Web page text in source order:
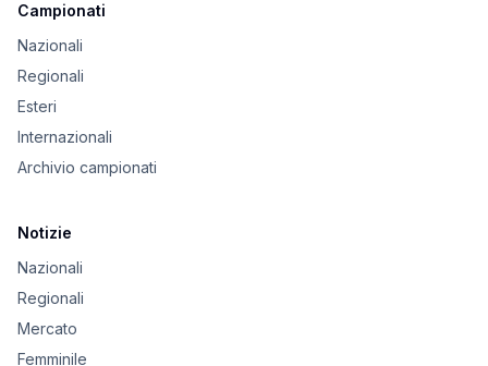
Campionati
Nazionali
Regionali
Esteri
Internazionali
Archivio campionati
Notizie
Nazionali
Regionali
Mercato
Femminile